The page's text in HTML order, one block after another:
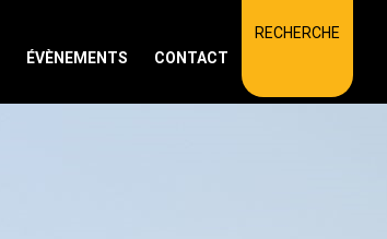
ÉVÈNEMENTS CONTACT
RECHERCHE